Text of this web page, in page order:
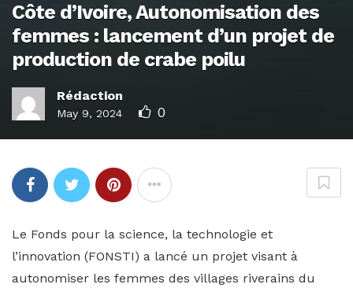
Côte d’Ivoire, Autonomisation des
femmes : lancement d’un projet de
production de crabe poilu
Rédaction
May 9, 2024 0
Le Fonds pour la science, la technologie et
l’innovation (FONSTI) a lancé un projet visant à
autonomiser les femmes des villages riverains du